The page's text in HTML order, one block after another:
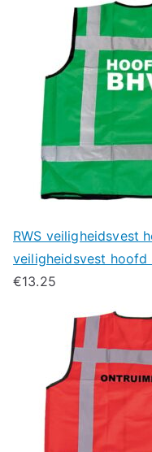
RWS veiligheidsvest
veiligheidsvest hoofd
€13.25